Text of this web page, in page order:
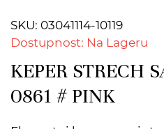
SKU: 03041114-10119
Dostupnost: Na Lageru
KEPER STRECH
0861 # PINK